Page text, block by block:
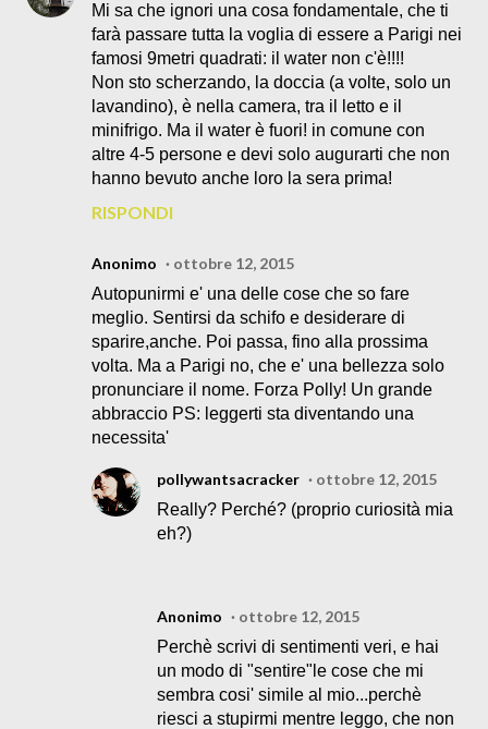
Mi sa che ignori una cosa fondamentale, che ti
farà passare tutta la voglia di essere a Parigi nei
famosi 9metri quadrati: il water non c'è!!!!
Non sto scherzando, la doccia (a volte, solo un
lavandino), è nella camera, tra il letto e il
minifrigo. Ma il water è fuori! in comune con
altre 4-5 persone e devi solo augurarti che non
hanno bevuto anche loro la sera prima!
RISPONDI
Anonimo
ottobre 12, 2015
Autopunirmi e' una delle cose che so fare
meglio. Sentirsi da schifo e desiderare di
sparire,anche. Poi passa, fino alla prossima
volta. Ma a Parigi no, che e' una bellezza solo
pronunciare il nome. Forza Polly! Un grande
abbraccio PS: leggerti sta diventando una
necessita'
pollywantsacracker
ottobre 12, 2015
Really? Perché? (proprio curiosità mia
eh?)
Anonimo
ottobre 12, 2015
Perchè scrivi di sentimenti veri, e hai
un modo di "sentire"le cose che mi
sembra cosi' simile al mio...perchè
riesci a stupirmi mentre leggo, che non